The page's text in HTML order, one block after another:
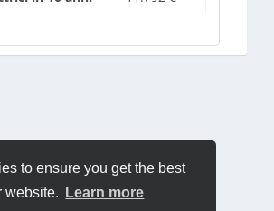
to ensure you get the best
website.
Learn more